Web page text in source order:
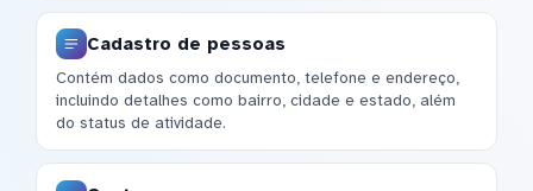
Cadastro de pessoas
Contém dados como documento, telefone e endereço,
incluindo detalhes como bairro, cidade e estado, além
do status de atividade.